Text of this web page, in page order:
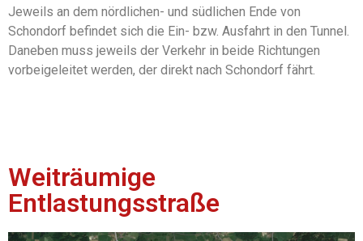
Jeweils an dem nördlichen- und südlichen Ende von
Schondorf befindet sich die Ein- bzw. Ausfahrt in den Tunnel.
Daneben muss jeweils der Verkehr in beide Richtungen
vorbeigeleitet werden, der direkt nach Schondorf fährt.
Weiträumige
Entlastungsstraße